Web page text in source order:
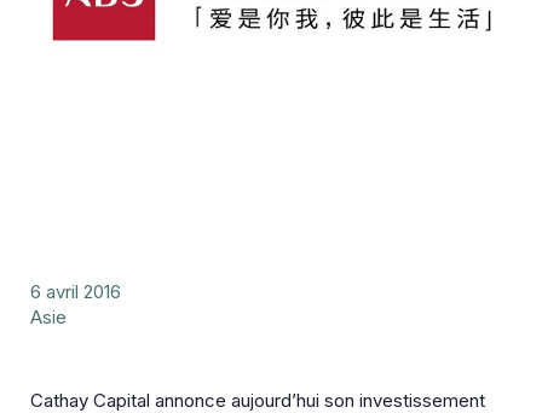
6 avril 2016
Asie
Cathay Capital annonce aujourd’hui son investissement